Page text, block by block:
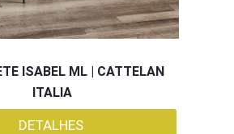
ISABEL ML | CATTELAN
ITALIA
DETALHES